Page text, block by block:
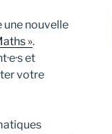
une nouvelle
».
et
votre